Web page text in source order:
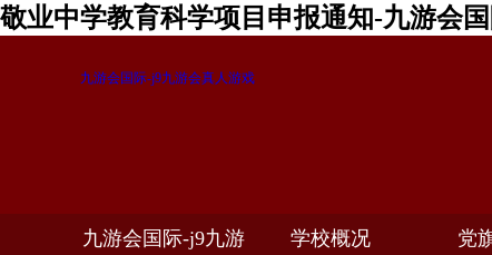
敬业中学教育科学项目申报通知-九游会
九游会国际-j9九游会真人游戏
九游会国际-j9九游 学校概况 党